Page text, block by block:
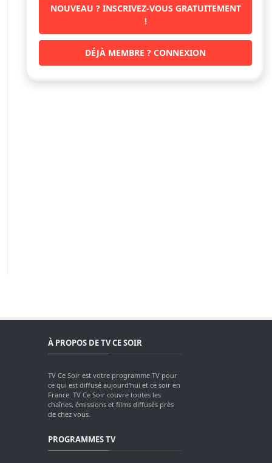
NOUVEAU ? INSCRIVEZ-VOUS GRATUITEMENT
!
DÉJÀ MEMBRE ? CONNEXION
À PROPOS DE TV CE SOIR
TV Ce Soir est votre programme TV pour
ce qui est diffusé aujourd'hui et ce soir en
France. TV Ce Soir couvre toutes les
chaînes, émissions et films diffusés près
de chez vous.
PROGRAMMES TV